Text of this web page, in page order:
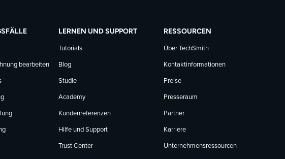
bearbeiten
LERNEN UND SUPPORT
Tutorials
Blog
Studie
Academy
Kundenreferenzen
Hilfe und Support
Trust Center
RESSOURCEN
Über TechSmith
Kontaktinformationen
Preise
Presseraum
Partner
Karriere
Unternehmensressourcen